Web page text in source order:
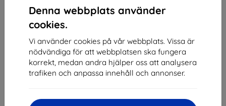
Denna webbplats använder
cookies.
Vi använder cookies på vår webbplats. Vissa är
nödvändiga för att webbplatsen ska fungera
korrekt, medan andra hjälper oss att analysera
trafiken och anpassa innehåll och annonser.
av totalt .